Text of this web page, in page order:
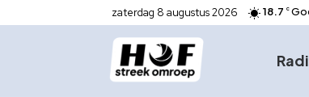
zaterdag 8 augustus 2026 18.7 C